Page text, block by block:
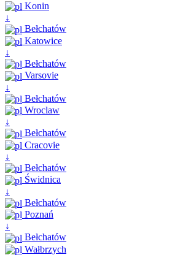
Konin
↓
Bełchatów
Katowice
↓
Bełchatów
Varsovie
↓
Bełchatów
Wroclaw
↓
Bełchatów
Cracovie
↓
Bełchatów
Świdnica
↓
Bełchatów
Poznań
↓
Bełchatów
Wałbrzych